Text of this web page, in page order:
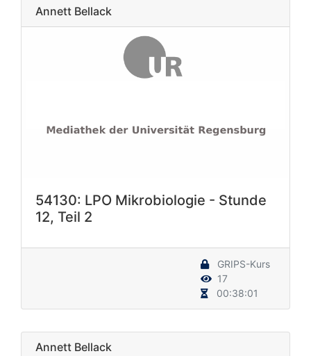
Annett Bellack
54130: LPO Mikrobiologie - Stunde
12, Teil 2
GRIPS-Kurs
17
00:38:01
Annett Bellack